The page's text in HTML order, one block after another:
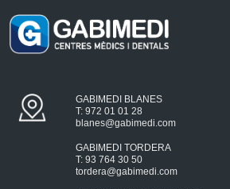
GABIMEDI BLANES
T: 972 01 01 28
blanes@gabimedi.com
GABIMEDI TORDERA
T: 93 764 30 50
tordera@gabimedi.com